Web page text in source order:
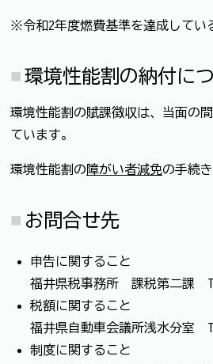
※令和2年度燃費基準を達成してい
環境性能割の納付に
環境性能割の賦課徴収は、当面の
ています。
環境性能割の障がい者減免の手続
お問合せ先
申告に関すること
福井県税事務所 課税第二課
税額に関すること
福井県自動車会議所浅水分室
制度に関すること